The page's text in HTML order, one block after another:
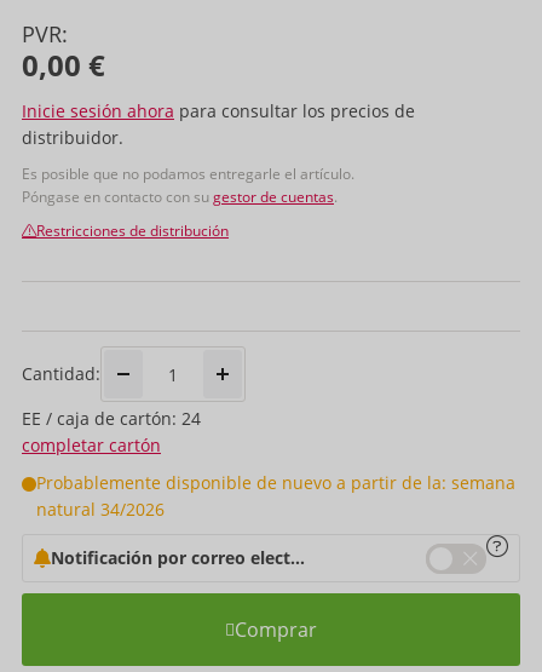
PVR:
0,00 €
Inicie sesión ahora para consultar los precios de
distribuidor.
Es posible que no podamos entregarle el artículo.
Póngase en contacto con sugestor de cuentas.
Restricciones de distribución
Cantidad:
EE / caja de cartón: 24
completar cartón
Probablemente disponible de nuevo a partir de la: semana
natural 34/2026
Notificación por correo electrónico
Comprar